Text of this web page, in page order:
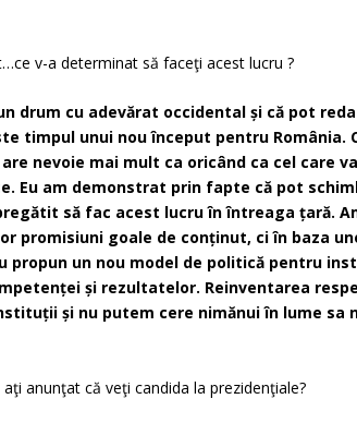
v-a determinat să faceţi acest lucru ?
drum cu adevărat occidental și că pot reda
timpul unui nou început pentru România.
nevoie mai mult ca oricând ca cel care
Eu am demonstrat prin fapte că pot
să fac acest lucru în întreaga țară.
promisiuni goale de conținut, ci în baza
propun un nou model de politică pentru
și rezultatelor. Reinventarea
și nu putem cere nimănui în lume sa
anunţat că veţi candida la prezidenţiale?